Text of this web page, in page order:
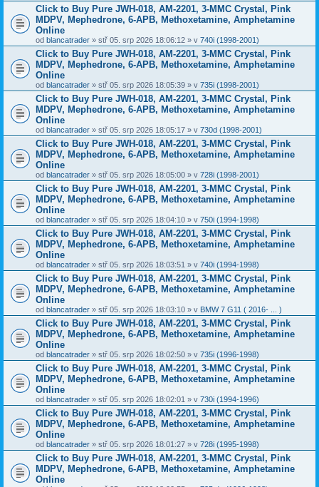
Click to Buy Pure JWH-018, AM-2201, 3-MMC Crystal, Pink
MDPV, Mephedrone, 6-APB, Methoxetamine, Amphetamine
Online
od blancatrader » stř 05. srp 2026 18:06:12 » v 740i (1998-2001)
Click to Buy Pure JWH-018, AM-2201, 3-MMC Crystal, Pink
MDPV, Mephedrone, 6-APB, Methoxetamine, Amphetamine
Online
od blancatrader » stř 05. srp 2026 18:05:39 » v 735i (1998-2001)
Click to Buy Pure JWH-018, AM-2201, 3-MMC Crystal, Pink
MDPV, Mephedrone, 6-APB, Methoxetamine, Amphetamine
Online
od blancatrader » stř 05. srp 2026 18:05:17 » v 730d (1998-2001)
Click to Buy Pure JWH-018, AM-2201, 3-MMC Crystal, Pink
MDPV, Mephedrone, 6-APB, Methoxetamine, Amphetamine
Online
od blancatrader » stř 05. srp 2026 18:05:00 » v 728i (1998-2001)
Click to Buy Pure JWH-018, AM-2201, 3-MMC Crystal, Pink
MDPV, Mephedrone, 6-APB, Methoxetamine, Amphetamine
Online
od blancatrader » stř 05. srp 2026 18:04:10 » v 750i (1994-1998)
Click to Buy Pure JWH-018, AM-2201, 3-MMC Crystal, Pink
MDPV, Mephedrone, 6-APB, Methoxetamine, Amphetamine
Online
od blancatrader » stř 05. srp 2026 18:03:51 » v 740i (1994-1998)
Click to Buy Pure JWH-018, AM-2201, 3-MMC Crystal, Pink
MDPV, Mephedrone, 6-APB, Methoxetamine, Amphetamine
Online
od blancatrader » stř 05. srp 2026 18:03:10 » v BMW 7 G11 ( 2016- ... )
Click to Buy Pure JWH-018, AM-2201, 3-MMC Crystal, Pink
MDPV, Mephedrone, 6-APB, Methoxetamine, Amphetamine
Online
od blancatrader » stř 05. srp 2026 18:02:50 » v 735i (1996-1998)
Click to Buy Pure JWH-018, AM-2201, 3-MMC Crystal, Pink
MDPV, Mephedrone, 6-APB, Methoxetamine, Amphetamine
Online
od blancatrader » stř 05. srp 2026 18:02:01 » v 730i (1994-1996)
Click to Buy Pure JWH-018, AM-2201, 3-MMC Crystal, Pink
MDPV, Mephedrone, 6-APB, Methoxetamine, Amphetamine
Online
od blancatrader » stř 05. srp 2026 18:01:27 » v 728i (1995-1998)
Click to Buy Pure JWH-018, AM-2201, 3-MMC Crystal, Pink
MDPV, Mephedrone, 6-APB, Methoxetamine, Amphetamine
Online